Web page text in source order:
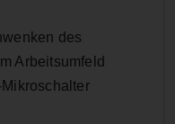
des
Arbeitsumfeld